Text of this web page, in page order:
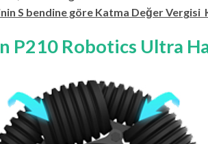
S bendine göre Katma Değer Vergisi
P210 Robotics Ultra